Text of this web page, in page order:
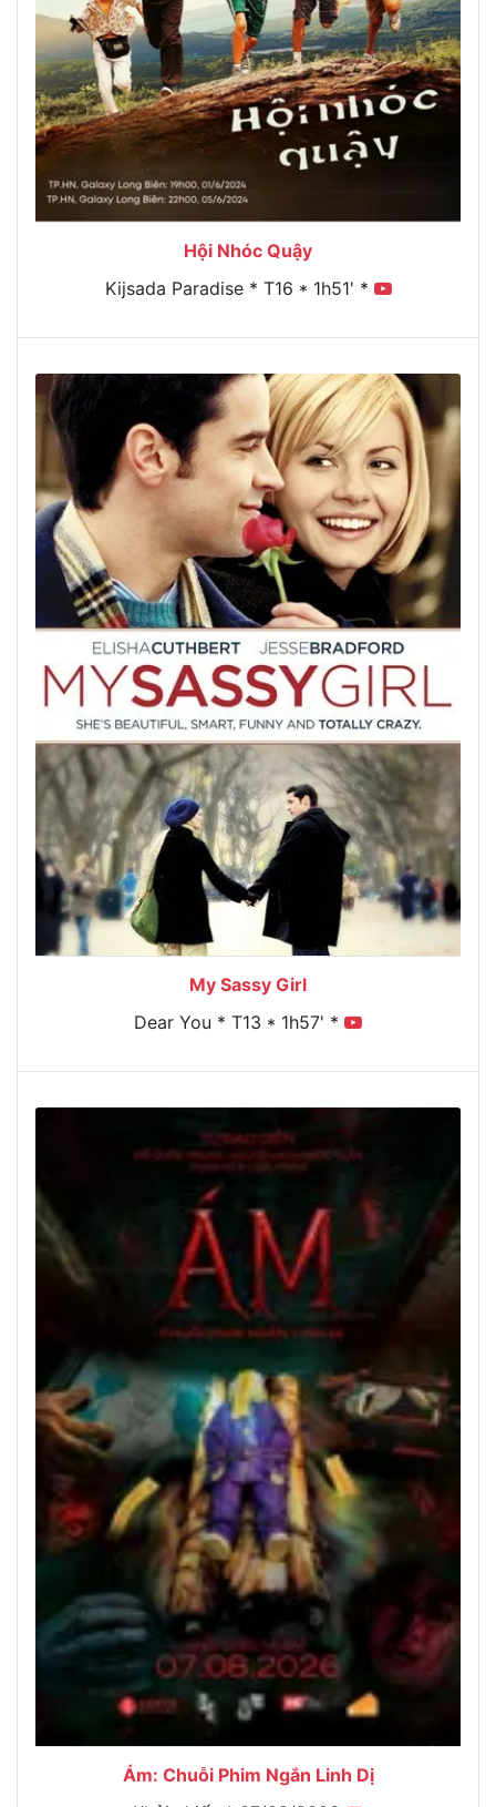
Hội Nhóc Quậy
Kijsada Paradise * T16 * 1h51' *
My Sassy Girl
Dear You * T13 * 1h57' *
Ám: Chuỗi Phim Ngắn Linh Dị